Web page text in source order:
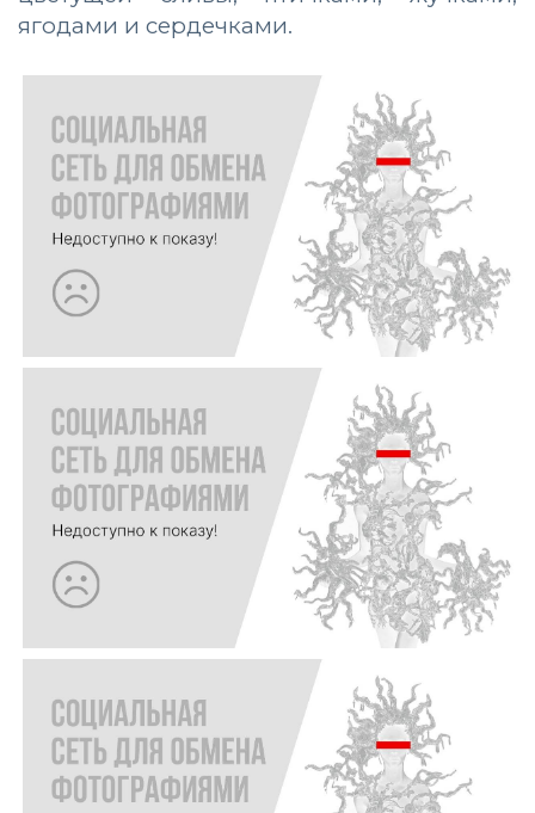
ягодами и сердечками.